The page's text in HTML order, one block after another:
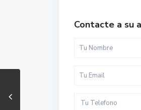
Contacte a su